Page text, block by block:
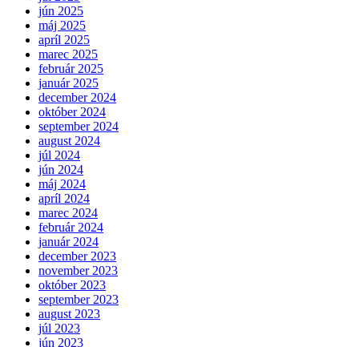
jún 2025
máj 2025
apríl 2025
marec 2025
február 2025
január 2025
december 2024
október 2024
september 2024
august 2024
júl 2024
jún 2024
máj 2024
apríl 2024
marec 2024
február 2024
január 2024
december 2023
november 2023
október 2023
september 2023
august 2023
júl 2023
jún 2023